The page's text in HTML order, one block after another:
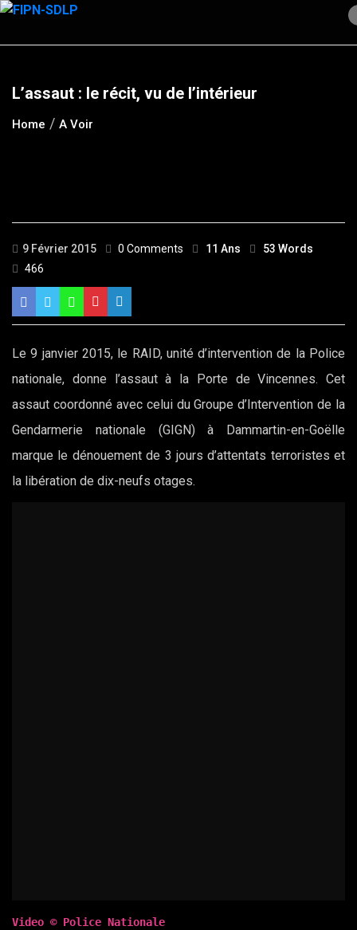
Skip
content
L’assaut : le récit, vu de l’intérieur
Home A Voir
9 Février 2015 0 Comments 11 Ans
53 Words
466
Le 9 janvier 2015, le RAID, unité d’intervention de la Police
nationale, donne l’assaut à la Porte de Vincennes. Cet
assaut coordonné avec celui du Groupe d’Intervention de la
Gendarmerie nationale (GIGN) à Dammartin-en-Goëlle
marque le dénouement de 3 jours d’attentats terroristes et
la libération de dix-neufs otages.
Video © Police Nationale